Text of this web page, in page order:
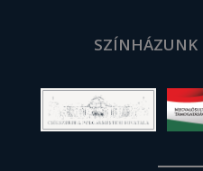
SZÍNHÁZUNK